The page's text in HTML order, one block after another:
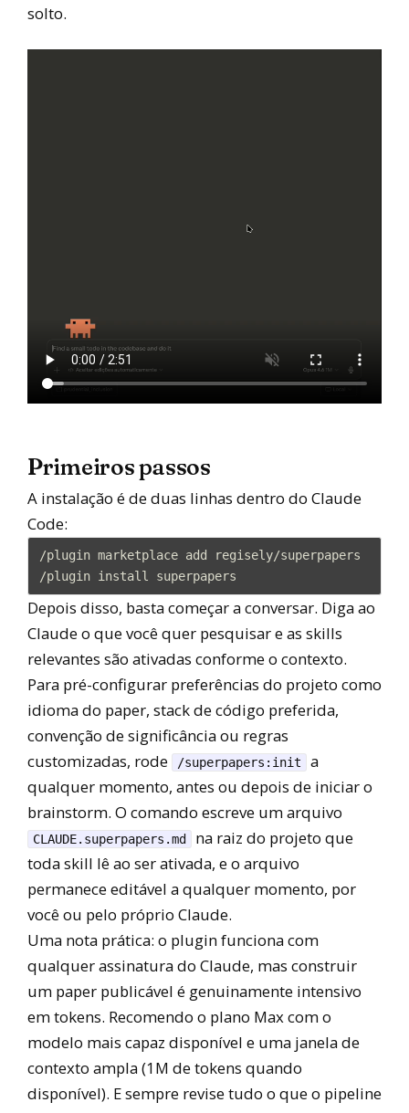
solto.
Primeiros passos
A instalação é de duas linhas dentro do Claude
Code:
/plugin marketplace add regisely/superpapers
Depois disso, basta começar a conversar. Diga ao
Claude o que você quer pesquisar e as skills
relevantes são ativadas conforme o contexto.
Para pré-configurar preferências do projeto como
idioma do paper, stack de código preferida,
convenção de significância ou regras
customizadas, rode
/superpapers:init
a
qualquer momento, antes ou depois de iniciar o
brainstorm. O comando escreve um arquivo
CLAUDE.superpapers.md
na raiz do projeto que
toda skill lê ao ser ativada, e o arquivo
permanece editável a qualquer momento, por
você ou pelo próprio Claude.
Uma nota prática: o plugin funciona com
qualquer assinatura do Claude, mas construir
um paper publicável é genuinamente intensivo
em tokens. Recomendo o plano Max com o
modelo mais capaz disponível e uma janela de
contexto ampla (1M de tokens quando
disponível). E sempre revise tudo o que o pipeline